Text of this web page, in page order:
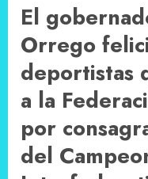
El
Orrego
deportistas
a la
por
del